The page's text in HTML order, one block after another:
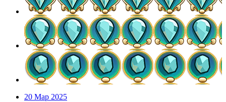
20 Мар 2025